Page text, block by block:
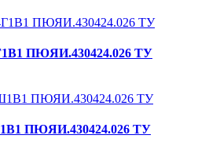
ПЮЯИ.430424.026 ТУ
ПЮЯИ.430424.026 ТУ